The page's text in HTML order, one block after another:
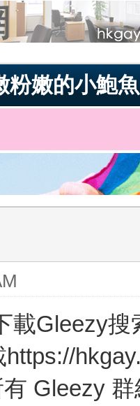
嫩的小鮑
載Gleezy
Gleezy 群